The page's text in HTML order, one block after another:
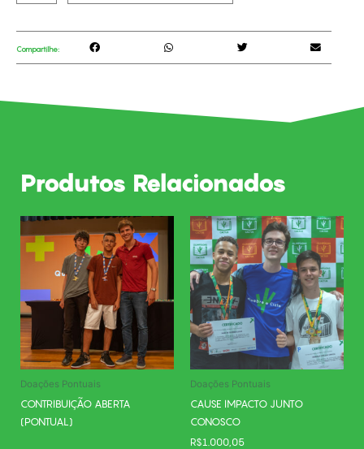
um
Compartilhe:
Produtos Relacionados
Doações Pontuais
CONTRIBUIÇÃO ABERTA
(PONTUAL)
Doações Pontuais
CAUSE IMPACTO JUNTO
CONOSCO
R$1.000,05